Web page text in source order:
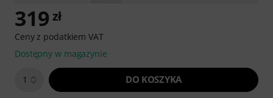
319 zł
Ceny z podatkiem VAT
Dostępny w magazynie
1 DO KOSZYKA